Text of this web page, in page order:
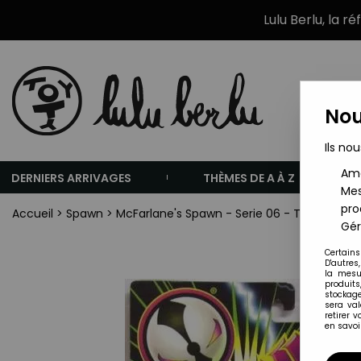
Lulu Berlu, la
DERNIERS ARRIVAGES THÈMES DE A À Z
Accueil > Spawn > McFarlane's Spawn - Serie 06 - The Freak
Ils
la
sera
retirer
en